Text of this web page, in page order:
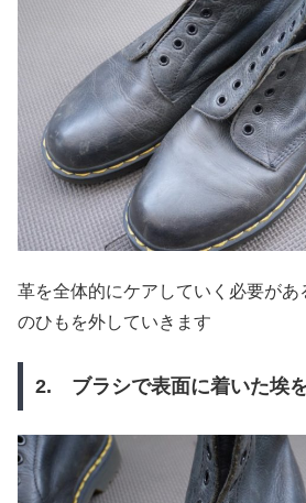
革を全体的にケアしていく必要があ
のひもを外していきます
2. ブラシで表面に着いた埃